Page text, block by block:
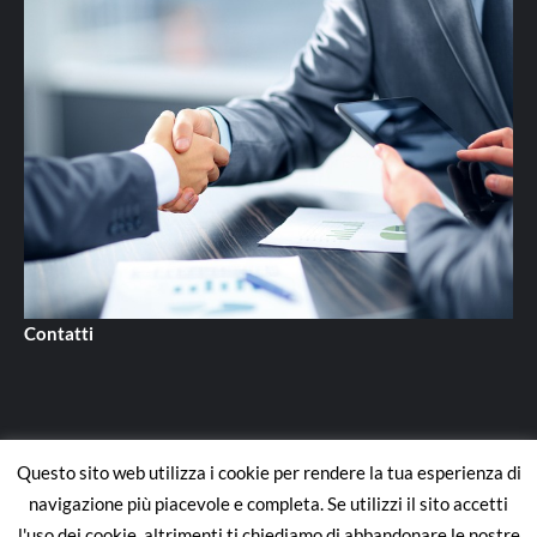
Contatti
Contatti
Questo sito web utilizza i cookie per rendere la tua esperienza di
navigazione più piacevole e completa. Se utilizzi il sito accetti